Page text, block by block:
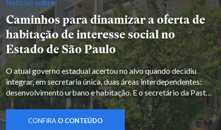
Notícias sobre
Caminhos para dinamizar a oferta de
habitação de interesse social no
Estado de São Paulo
O atual governo estadual acertou no alvo quando decidiu
integrar, em secretaria única, duas áreas interdependentes:
desenvolvimento urbano e habitação. E o secretário da Pasta,
Marcelo Cardinale Branco, está determinado a adotar ações
concretas para tornar as cidades mais inclusivas e ampliar a
oferta de habitações de interesse social. Essa postura ficou
CONFIRA O CONTEÚDO